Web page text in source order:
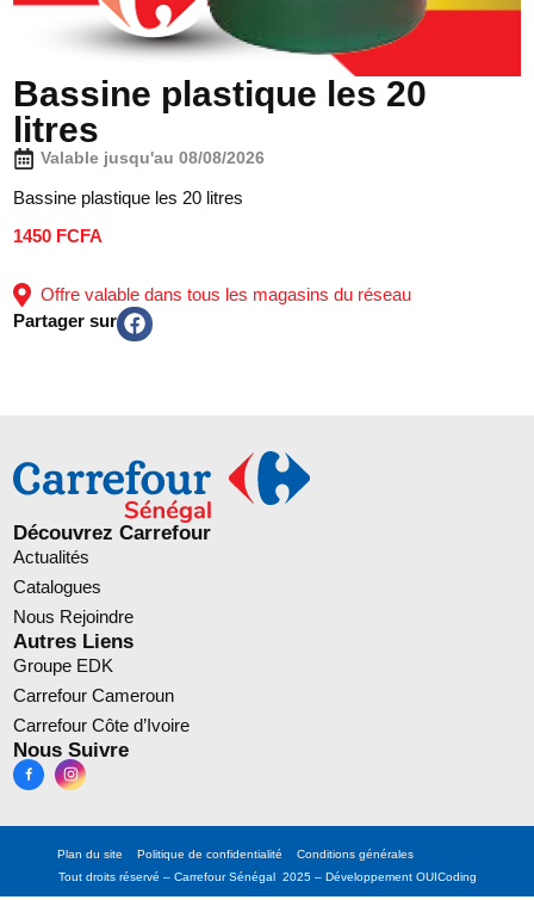
Bassine plastique les 20
litres
Valable jusqu'au 08/08/2026
Bassine plastique les 20 litres
1450 FCFA
Offre valable dans tous les magasins du réseau
Partager sur
Découvrez Carrefour
Actualités
Catalogues
Nous Rejoindre
Autres Liens
Groupe EDK
Carrefour Cameroun
Carrefour Côte d’Ivoire
Nous Suivre
Plan du site Politique de confidentialité
Conditions générales
Tout droits réservé – Carrefour Sénégal 2025 – Développement OUICoding